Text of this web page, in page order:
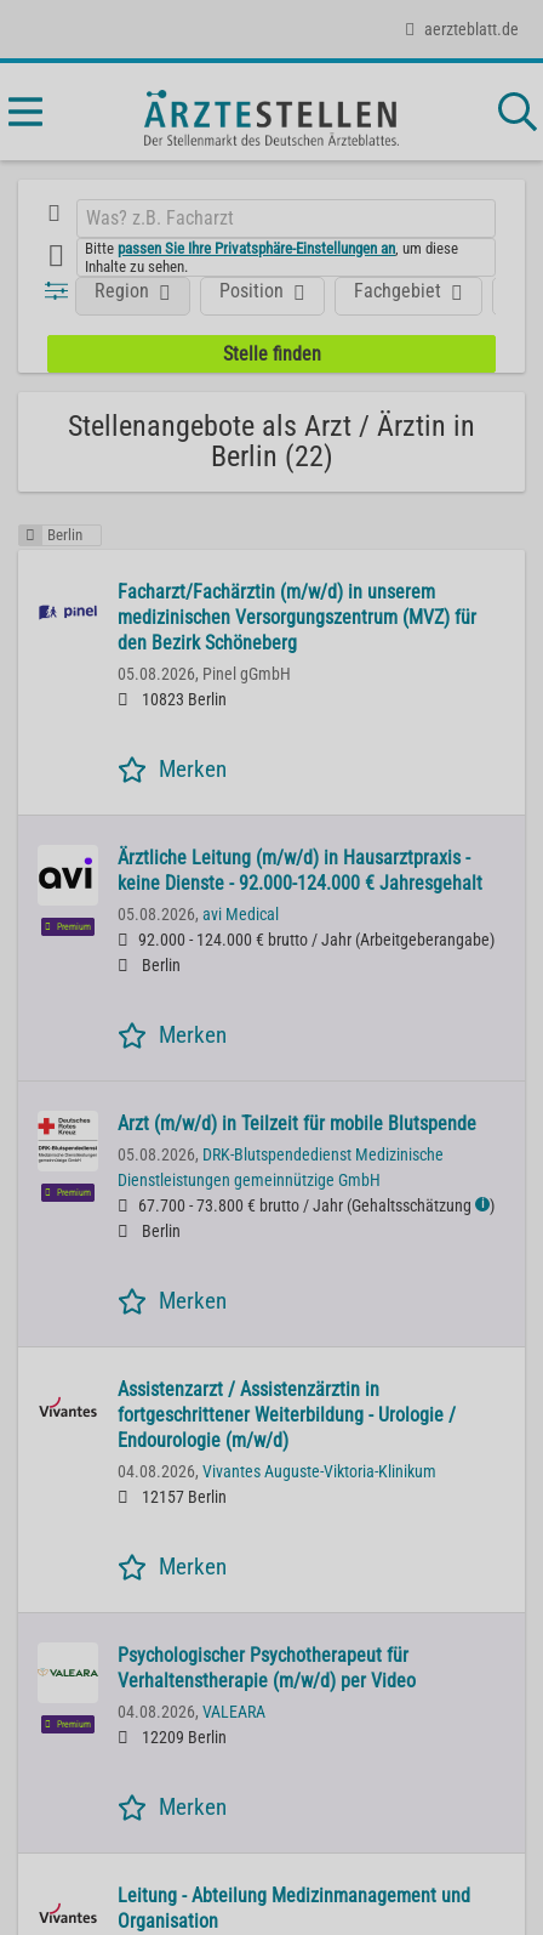
aerzteblatt.de
Bittepassen Sie Ihre Privatsphäre-Einstellungen an , um diese
Inhalte zu sehen.
Position Fachgebiet
Region
Stellenangebote als Arzt / Ärztin in
Berlin (22)
Berlin
Facharzt/Fachärztin (m/w/d) in unserem
medizinischen Versorgungszentrum (MVZ) für
den Bezirk Schöneberg
05.08.2026, Pinel gGmbH
10823 Berlin
Merken
Premium
Ärztliche Leitung (m/w/d) in Hausarztpraxis -
keine Dienste - 92.000-124.000 € Jahresgehalt
05.08.2026, avi Medical
92.000 - 124.000 € brutto / Jahr (Arbeitgeberangabe)
Berlin
Merken
Premium
Arzt (m/w/d) in Teilzeit für mobile Blutspende
05.08.2026, DRK-Blutspendedienst Medizinische
Dienstleistungen gemeinnützige GmbH
67.700 - 73.800 € brutto / Jahr (Gehaltsschätzung ℹ )
Berlin
Merken
Assistenzarzt / Assistenzärztin in
fortgeschrittener Weiterbildung - Urologie /
Endourologie (m/w/d)
04.08.2026, Vivantes Auguste-Viktoria-Klinikum
12157 Berlin
Merken
Premium
Psychologischer Psychotherapeut für
Verhaltenstherapie (m/w/d) per Video
04.08.2026, VALEARA
12209 Berlin
Merken
Leitung - Abteilung Medizinmanagement und
Organisation